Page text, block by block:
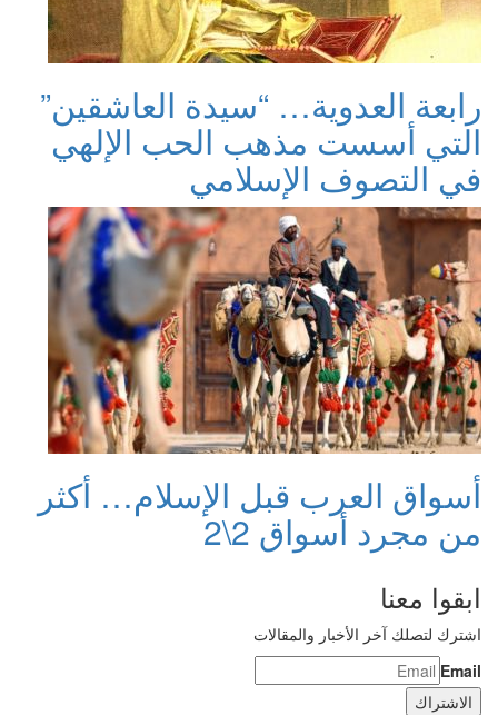
رابعة العدوية… “سيدة العاشقين”
التي أسست مذهب الحب الإلهي
في التصوف الإسلامي
أسواق العرب قبل الإسلام… أكثر
من مجرد أسواق 2\2
ابقوا معنا
اشترك لتصلك آخر الأخبار والمقالات
Email